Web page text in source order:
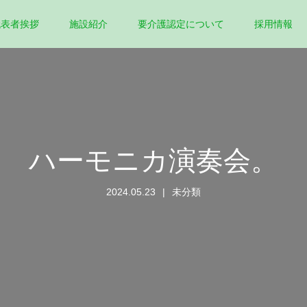
者挨拶 施設紹介 要介護認定について 採用情報
ハーモニカ演奏会。
2024.05.23 未分類